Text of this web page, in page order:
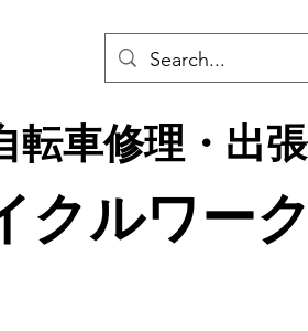
転車修理・出
クルワー